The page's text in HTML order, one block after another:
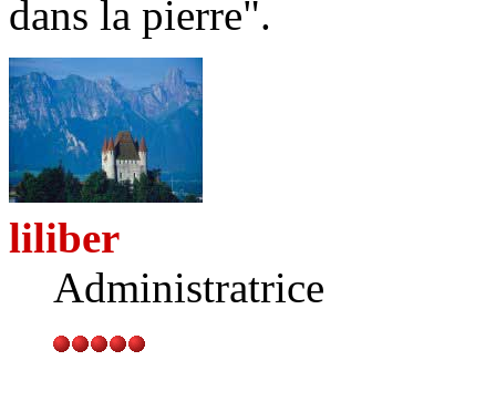
dans la pierre".
liliber
Administratrice